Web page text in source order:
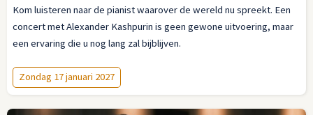
Kom luisteren naar de pianist waarover de wereld nu spreekt. Een
concert met Alexander Kashpurin is geen gewone uitvoering, maar
een ervaring die u nog lang zal bijblijven.
Zondag 17 januari 2027